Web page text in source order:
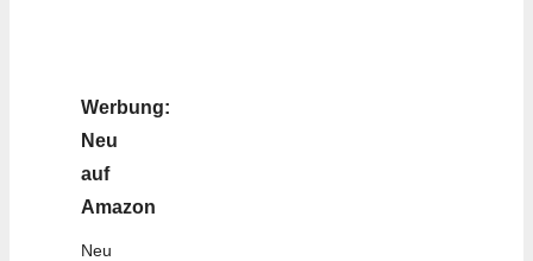
Werbung:
Neu
auf
Amazon
Neu